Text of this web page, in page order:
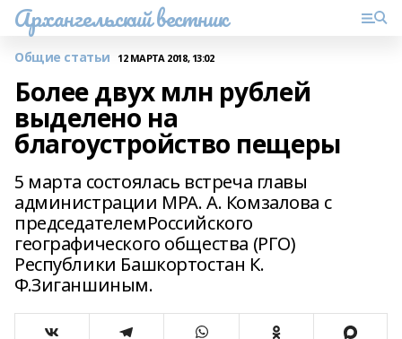
Архангельский вестник
Общие статьи 12 МАРТА 2018, 13:02
Более двух млн рублей
выделено на
благоустройство пещеры
5 марта состоялась встреча главы
администрации МРА. А. Комзалова с
председателемРоссийского
географического общества (РГО)
Республики Башкортостан К.
Ф.Зиганшиным.